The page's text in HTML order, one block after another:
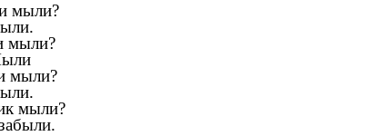
мыли?
мыли?
мыли?
мыли?